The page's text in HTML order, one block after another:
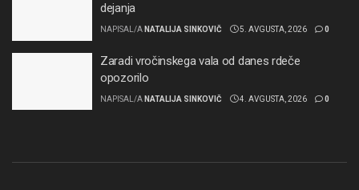
dejanja
NAPISAL/A NATALIJA SINKOVIČ 5. AVGUSTA, 2026 0
Zaradi vročinskega vala od danes rdeče
opozorilo
NAPISAL/A NATALIJA SINKOVIČ 4. AVGUSTA, 2026 0